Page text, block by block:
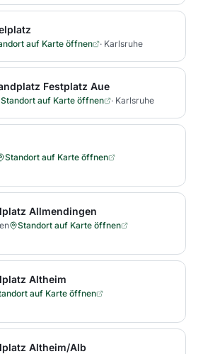
auf Karte öffnen · Karlsruhe
Festplatz Aue
Standort auf Karte öffnen · Karlsruhe
Standort auf Karte öffnen
Allmendingen
Standort auf Karte öffnen
Altheim
auf Karte öffnen
Altheim/Alb